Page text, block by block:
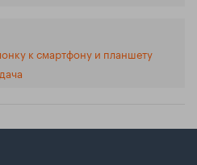
к смартфону и планшету